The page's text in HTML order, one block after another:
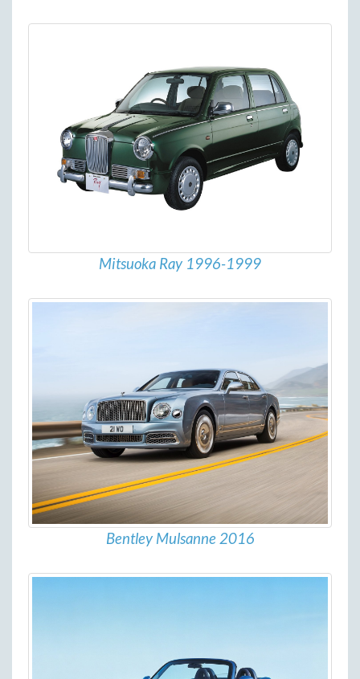
Mitsuoka Ray 1996-1999
Bentley Mulsanne 2016